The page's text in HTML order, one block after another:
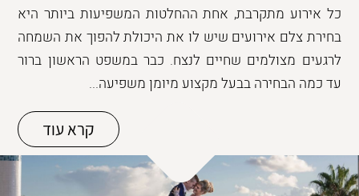
כל אירוע מתקרבת, אחת ההחלטות המשפיעות ביותר היא
בחירת צלם אירועים שיש לו את היכולת להפוך את השמחה
לרגעים מצולמים שחיים לנצח. כבר במשפט הראשון ברור
עד כמה הבחירה בבעל מקצוע מיומן משפיעה...
קרא עוד